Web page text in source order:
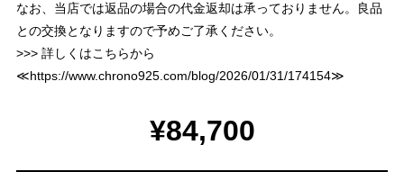
なお、当店では返品の場合の代金返却は承っておりません。良品
との交換となりますので予めご了承ください。
>>> 詳しくはこちらから
≪https://www.chrono925.com/blog/2026/01/31/174154≫
¥84,700